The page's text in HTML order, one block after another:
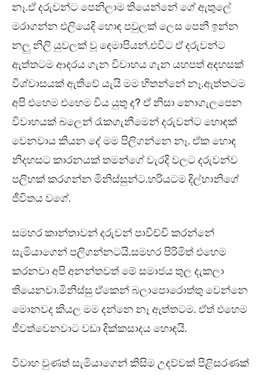
නෑ.ඒ දරුවන්ට පෙනිලාම තියෙන්නේ ගේ ඇතුලේ
මරාගන්න එලියෙදි හොඳ පවුලක් ලෙස පෙනී ඉන්න
නලු නිලි යුවලක් වූ දෙමාපියන්.එවිට ඒ දරුවන්ට
ඇත්තටම ආදරය ගැන විවාහය ගැන යහපත් අදහසක්
විශ්වාසයක් ඇතිවේ යැයි මම හිතන්නේ නෑ.ඇත්තටම
අපි එහෙම එහෙම විය යුතු ද? ඒ නිසා නොගැලපෙන
විවාහයක් බලෙන් රැකගැනීමෙන් දරුවන්ට හොඳක්
වෙනවාය කියන දේ මම පිලිගන්නෙ නෑ. ඒක හොඳ
නිදහසට කාරනයක් තමන්ගේ වැරදි වලට දරුවන්ව
පලිහක් කරගන්න මිනිස්සුන්ට.හරියටම දිල්හානිගේ
ජීවිතය වගේ.
සමහර කාන්තාවන් දරුවන් පාවිච්චි කරන්නේ
සැමියාගෙන් පලිගන්නටයි.සමහර පිරිමිත් එහෙම
කරනවා අපි අනන්තවත් මේ සමාජය තුල දැකලා
තියෙනවා.මිනිස්සු ඒකෙන් බලාපොරොත්තු වෙන්නෙ
මොනවද කියල මම දන්නෙ නෑ ඇත්තටම. ඒත් එහෙම
ජීවත්වෙනවාට වඩා දික්කසාදය හොඳයි.
විවාහ වුණත් සැමියාගෙන් කිසිම උදව්වක් පිළිසරණක්